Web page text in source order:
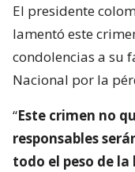
El presidente
lamentó este
condolencias a su
Nacional por la
“Este crimen no
responsables
todo el peso de la